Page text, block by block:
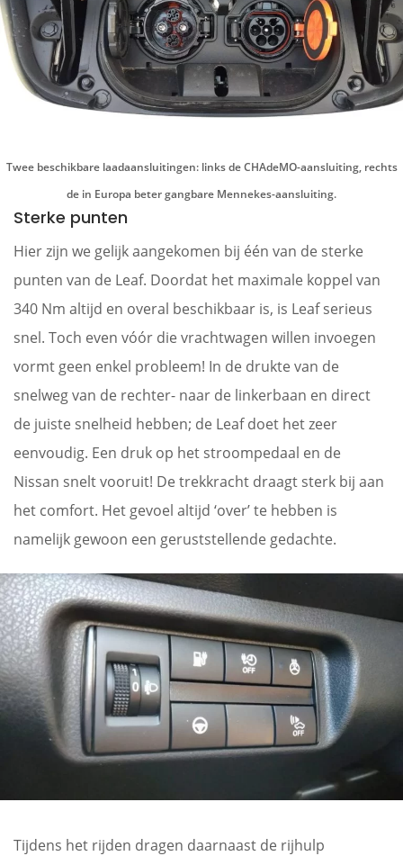
Twee beschikbare laadaansluitingen: links de CHAdeMO-aansluiting, rechts
de in Europa beter gangbare Mennekes-aansluiting.
Sterke punten
Hier zijn we gelijk aangekomen bij één van de sterke
punten van de Leaf. Doordat het maximale koppel van
340 Nm altijd en overal beschikbaar is, is Leaf serieus
snel. Toch even vóór die vrachtwagen willen invoegen
vormt geen enkel probleem! In de drukte van de
snelweg van de rechter- naar de linkerbaan en direct
de juiste snelheid hebben; de Leaf doet het zeer
eenvoudig. Een druk op het stroompedaal en de
Nissan snelt vooruit! De trekkracht draagt sterk bij aan
het comfort. Het gevoel altijd ‘over’ te hebben is
namelijk gewoon een geruststellende gedachte.
Tijdens het rijden dragen daarnaast de rijhulp